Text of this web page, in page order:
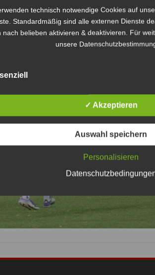
technisch notwendige Cookies auf
Standardmäßig sind alle externen Dienste
nach belieben aktivieren & deaktivieren. Für
unsere
✓ Akzeptieren
Auswahl speichern
Personalisieren